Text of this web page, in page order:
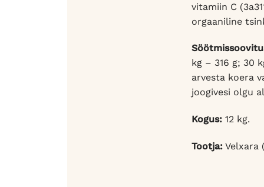
vitamiin C
orgaaniline
kg – 316 g; 30
arvesta koera
joogivesi olgu
Kogus: 12 kg.
Tootja: Velxara